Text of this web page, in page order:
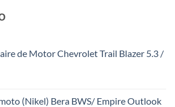
de Motor Chevrolet Trail Blazer 5.3 /
(Nikel) Bera BWS/ Empire Outlook